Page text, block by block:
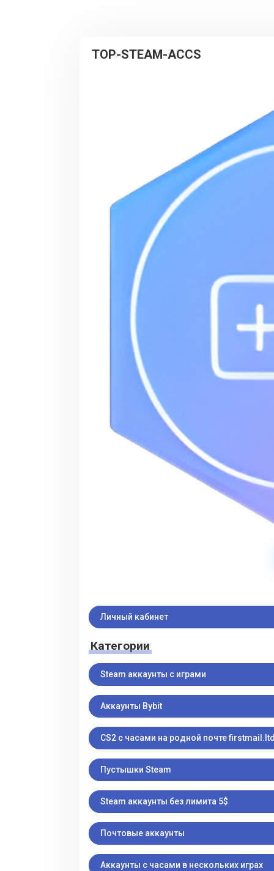
TOP-STEAM-ACCS
Личный кабинет
Категории
Steam аккаунты с играми
Аккаунты Bybit
CS2 с часами на родной почте
Пустышки Steam
Steam аккаунты без лимита 5$
Почтовые аккаунты
Аккаунты с часами в нескольких играх